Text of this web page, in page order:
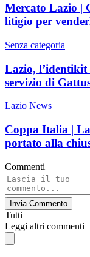
Mercato Lazio |
litigio per
Senza categoria
Lazio,
servizio di
Lazio News
Coppa Italia |
portato alla
Commenti
Invia Commento
Tutti
Leggi altri commenti